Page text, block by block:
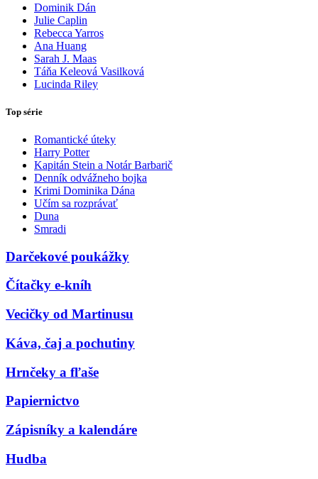
Dominik Dán
Julie Caplin
Rebecca Yarros
Ana Huang
Sarah J. Maas
Táňa Keleová Vasilková
Lucinda Riley
Top série
Romantické úteky
Harry Potter
Kapitán Stein a Notár Barbarič
Denník odvážneho bojka
Krimi Dominika Dána
Učím sa rozprávať
Duna
Smradi
Darčekové poukážky
Čítačky e-kníh
Vecičky od Martinusu
Káva, čaj a pochutiny
Hrnčeky a fľaše
Papiernictvo
Zápisníky a kalendáre
Hudba